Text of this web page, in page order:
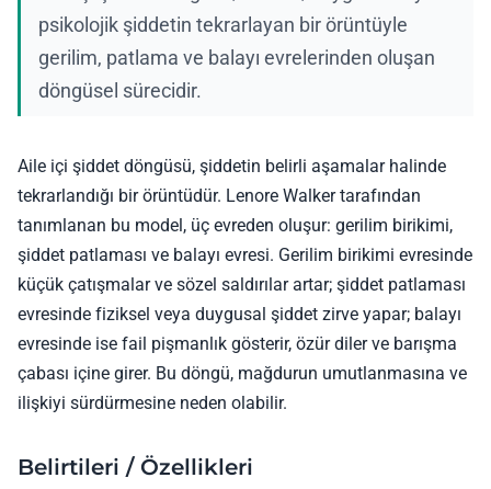
psikolojik şiddetin tekrarlayan bir örüntüyle
gerilim, patlama ve balayı evrelerinden oluşan
döngüsel sürecidir.
Aile içi şiddet döngüsü, şiddetin belirli aşamalar halinde
tekrarlandığı bir örüntüdür. Lenore Walker tarafından
tanımlanan bu model, üç evreden oluşur: gerilim birikimi,
şiddet patlaması ve balayı evresi. Gerilim birikimi evresinde
küçük çatışmalar ve sözel saldırılar artar; şiddet patlaması
evresinde fiziksel veya duygusal şiddet zirve yapar; balayı
evresinde ise fail pişmanlık gösterir, özür diler ve barışma
çabası içine girer. Bu döngü, mağdurun umutlanmasına ve
ilişkiyi sürdürmesine neden olabilir.
Belirtileri / Özellikleri